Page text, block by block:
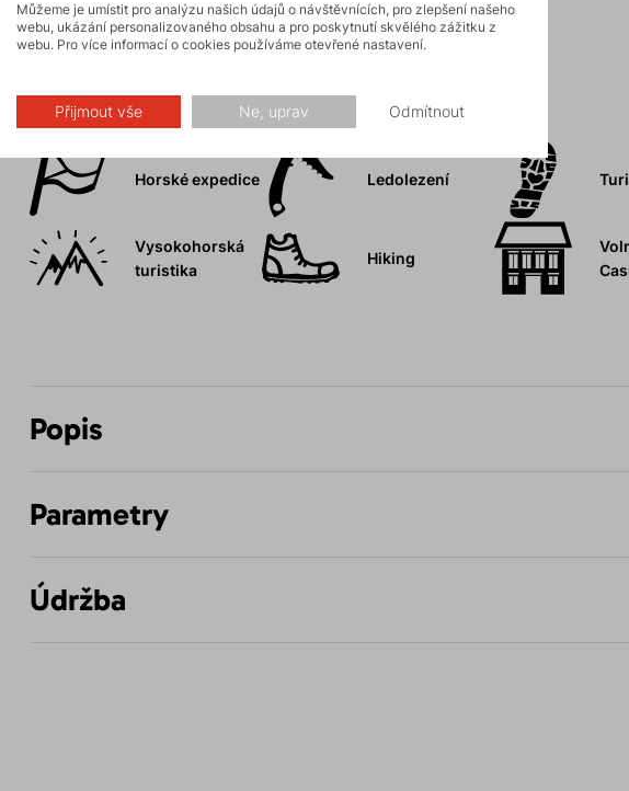
Aktivity
Horské expedice Ledolezení
Vysokohorská
turistika
Hiking
Popis
Parametry
Údržba
Můžeme je umístit pro analýzu našich údajů o návštěvnících, pro zlepšení našeho
webu, ukázání personalizovaného obsahu a pro poskytnutí skvělého zážitku z
webu. Pro více informací o cookies používáme otevřené nastavení.
Přijmout vše Ne, uprav Odmítnout